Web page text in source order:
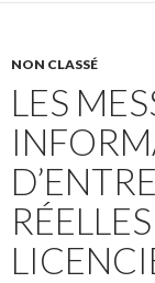
NON CLASSÉ
LES